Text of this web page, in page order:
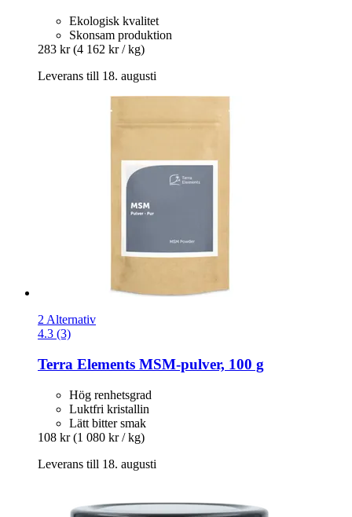
Ekologisk kvalitet
Skonsam produktion
283 kr (4 162 kr / kg)
Leverans till 18. augusti
2 Alternativ
4.3 (3)
Terra Elements MSM-​pulver, 100 g
Hög renhetsgrad
Luktfri kristallin
Lätt bitter smak
108 kr (1 080 kr / kg)
Leverans till 18. augusti